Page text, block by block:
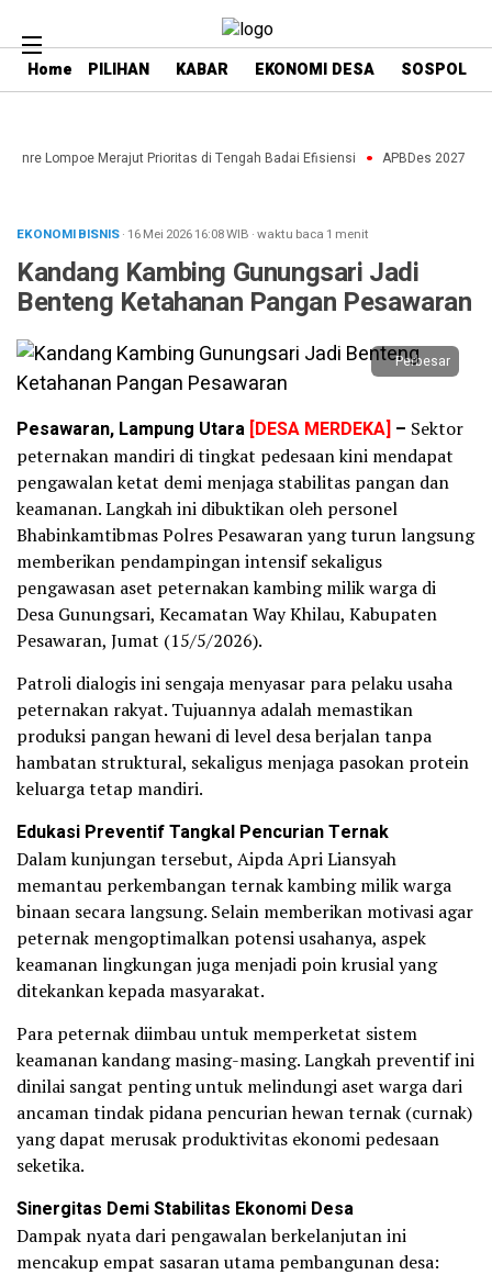
Home PILIHAN KABAR EKONOMI DESA SOSPOL
Lompoe Merajut Prioritas di Tengah Badai Efisiensi APBDes 2027:
EKONOMI BISNIS· 16 Mei 202616:08WIB ·waktu baca 1 menit
Kandang Kambing Gunungsari Jadi
Benteng Ketahanan Pangan Pesawaran
Perbesar
Pesawaran, Lampung Utara [DESA MERDEKA] – Sektor
peternakan mandiri di tingkat pedesaan kini mendapat
pengawalan ketat demi menjaga stabilitas pangan dan
keamanan. Langkah ini dibuktikan oleh personel
Bhabinkamtibmas Polres Pesawaran yang turun langsung
memberikan pendampingan intensif sekaligus
pengawasan aset peternakan kambing milik warga di
Desa Gunungsari, Kecamatan Way Khilau, Kabupaten
Pesawaran, Jumat (15/5/2026).
Patroli dialogis ini sengaja menyasar para pelaku usaha
peternakan rakyat. Tujuannya adalah memastikan
produksi pangan hewani di level desa berjalan tanpa
hambatan struktural, sekaligus menjaga pasokan protein
keluarga tetap mandiri.
Edukasi Preventif Tangkal Pencurian Ternak
Dalam kunjungan tersebut, Aipda Apri Liansyah
memantau perkembangan ternak kambing milik warga
binaan secara langsung. Selain memberikan motivasi agar
peternak mengoptimalkan potensi usahanya, aspek
keamanan lingkungan juga menjadi poin krusial yang
ditekankan kepada masyarakat.
Para peternak diimbau untuk memperketat sistem
keamanan kandang masing-masing. Langkah preventif ini
dinilai sangat penting untuk melindungi aset warga dari
ancaman tindak pidana pencurian hewan ternak (curnak)
yang dapat merusak produktivitas ekonomi pedesaan
seketika.
Sinergitas Demi Stabilitas Ekonomi Desa
Dampak nyata dari pengawalan berkelanjutan ini
mencakup empat sasaran utama pembangunan desa: